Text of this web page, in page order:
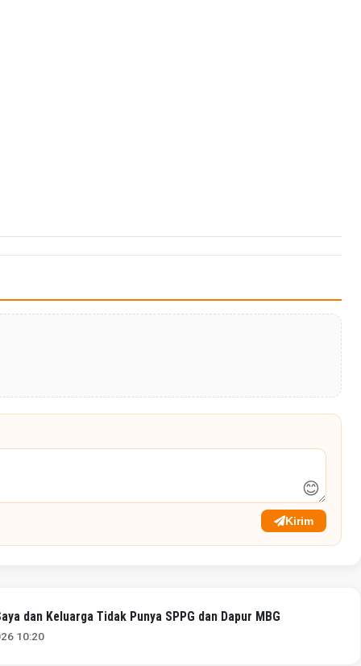
😊
Kirim
dan Keluarga Tidak Punya SPPG dan Dapur MBG
10:20